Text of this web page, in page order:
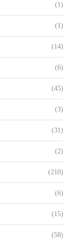
(1)
(1)
(14)
(6)
(45)
(3)
(31)
(2)
(210)
(6)
(15)
(58)